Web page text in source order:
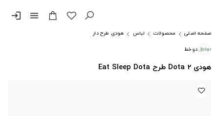
menu
login
صفحه اصلی محصولات لباس
هودی طرح دار
دوخط
هودی Dota 2 طرح Eat Sleep Dota